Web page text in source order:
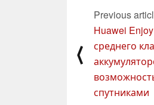
⟨
Previous
Huawei
среднего
спутниками